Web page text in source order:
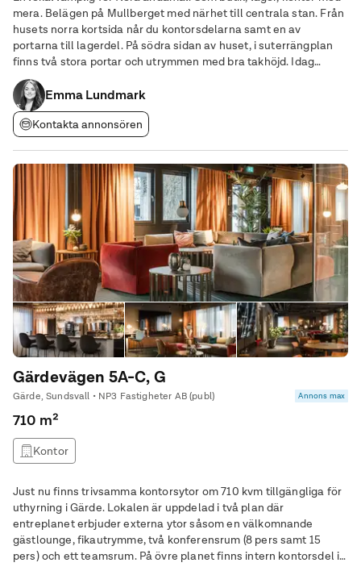
mera. Belägen på Mullberget med närhet till centrala stan. Från
husets norra kortsida når du kontorsdelarna samt en av
portarna till lagerdel. På södra sidan av huset, i suterrängplan
finns två stora portar och utrymmen med bra takhöjd. Idag
uppdelat i två fack med möjlighet att öppna upp utrymmet. Bra
markyta med skärmtak på
Emma Lundmark
Kontakta annonsören
Gärdevägen 5A-C, G
Gärde, Sundsvall • NP3 Fastigheter AB (publ) Annons max
710 m²
Kontor
Just nu finns trivsamma kontorsytor om 710 kvm tillgängliga för
uthyrning i Gärde. Lokalen är uppdelad i två plan där
entreplanet erbjuder externa ytor såsom en välkomnande
gästlounge, fikautrymme, två konferensrum (8 pers samt 15
pers) och ett teamsrum. På övre planet finns intern kontorsdel i